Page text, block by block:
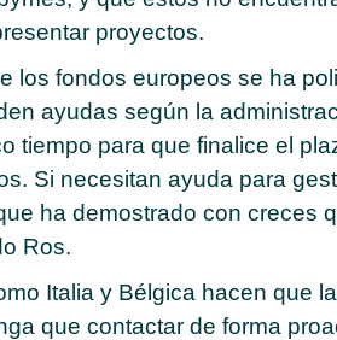
proyectos.
los fondos europeos se ha
ayudas según la
tiempo para que finalice el
Si necesitan ayuda para
ha demostrado con creces
Ros.
Italia y Bélgica hacen que
que contactar de forma